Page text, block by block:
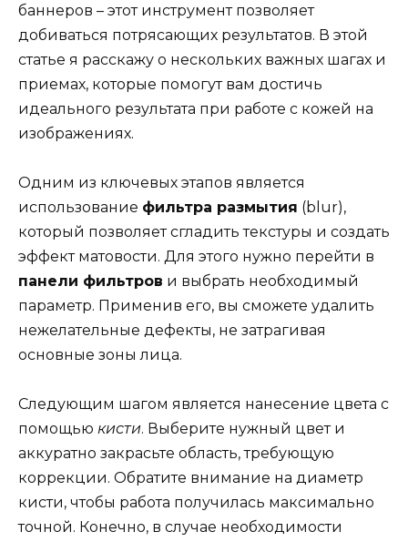
баннеров – этот инструмент позволяет
добиваться потрясающих результатов. В этой
статье я расскажу о нескольких важных шагах и
приемах, которые помогут вам достичь
идеального результата при работе с кожей на
изображениях.
Одним из ключевых этапов является
использование фильтра размытия (blur),
который позволяет сгладить текстуры и создать
эффект матовости. Для этого нужно перейти в
панели фильтров и выбрать необходимый
параметр. Применив его, вы сможете удалить
нежелательные дефекты, не затрагивая
основные зоны лица.
Следующим шагом является нанесение цвета с
помощью кисти. Выберите нужный цвет и
аккуратно закрасьте область, требующую
коррекции. Обратите внимание на диаметр
кисти, чтобы работа получилась максимально
точной. Конечно, в случае необходимости